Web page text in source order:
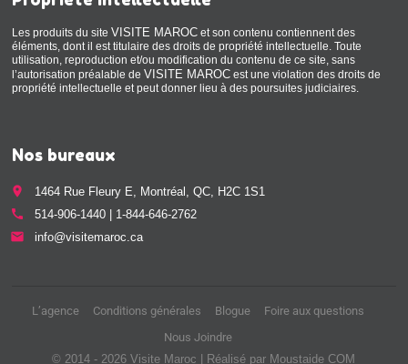
Les produits du siteVISITE MAROC et son contenu contiennent des
éléments, dont il est titulaire des droits de propriété intellectuelle. Toute
utilisation, reproduction et/ou modification du contenu de ce site, sans
l’autorisation préalable deVISITE MAROC est une violation des droits de
propriété intellectuelle et peut donner lieu à des poursuites judiciaires.
Nos bureaux
place 1464 Rue Fleury E, Montréal, QC, H2C 1S1
call 514-906-1440 | 1-844-646-2762
email info@visitemaroc.ca
© 2014 - 2026 Visite Maroc | Réalisé par Moustaide COM
L’agence Conditions générales Blogue
Foire aux questions
Nous Joindre